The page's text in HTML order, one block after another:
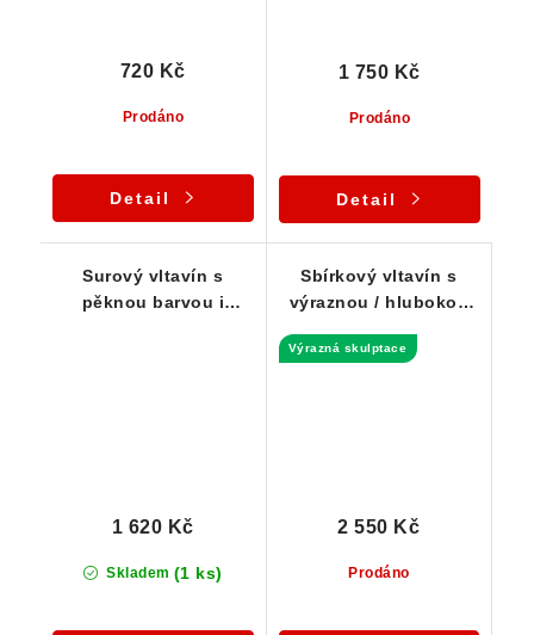
Prodáno
720 Kč
Detail
Prodáno
1 750 Kč
Detail
Surový vltavín s
pěknou barvou i
Skladem (1 ks)
1 620 Kč
Sbírkový vltavín s
výraznou / hlubokou
Výrazná skulptace
Prodáno
2 550 Kč